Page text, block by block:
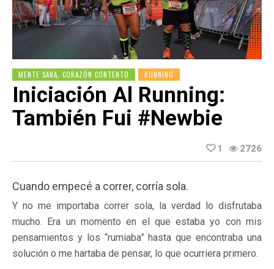
MENTE SANA, CORAZÓN CONTENTO RUNNING
Iniciación Al Running:
También Fui #newbie
2726
1
Cuando empecé a correr, corría sola.
Y no me importaba correr sola, la verdad lo disfrutaba
mucho. Era un momento en el que estaba yo con mis
pensamientos y los “rumiaba” hasta que encontraba una
solución o me hartaba de pensar, lo que ocurriera primero.